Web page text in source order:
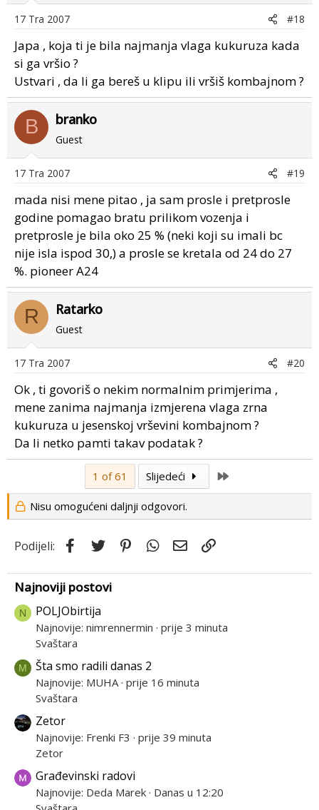
17 Tra 2007 #18
Japa , koja ti je bila najmanja vlaga kukuruza kada
si ga vršio ?
Ustvari , da li ga bereš u klipu ili vršiš kombajnom ?
B branko
Guest
17 Tra 2007 #19
mada nisi mene pitao , ja sam prosle i pretprosle
godine pomagao bratu prilikom vozenja i
pretprosle je bila oko 25 % (neki koji su imali bc
nije isla ispod 30,) a prosle se kretala od 24 do 27
%. pioneer A24
R Ratarko
Guest
17 Tra 2007 #20
Ok , ti govoriš o nekim normalnim primjerima ,
mene zanima najmanja izmjerena vlaga zrna
kukuruza u jesenskoj vrševini kombajnom ?
Da li netko pamti takav podatak ?
1 of 61 Slijedeći
Nisu omogućeni daljnji odgovori.
Podijeli: Facebook
Twitter PinterestWhatsApp
Email
Najnoviji postovi
N POLJObirtija
Najnovije: nimrennermin prije 3 minuta
Svaštara
M Šta smo radili danas 2
Najnovije: MUHA prije 16 minuta
Svaštara
Zetor
Najnovije: Frenki F3
prije 39 minuta
Zetor
Građevinski radovi
Najnovije: Deda Marek Danas u 12:20